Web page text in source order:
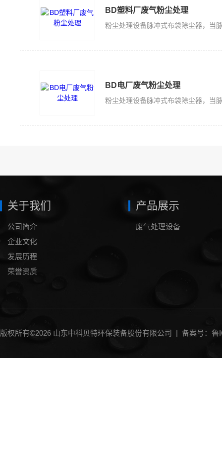
BD塑料厂废气粉尘处理
BD电厂废气粉尘处理
关于我们
公司简介
企业文化
发展历程
荣誉资质
产品展示
废气处理设备
版权所有©2026 山东中科贝特环保装备股份有限公司 | 备案号：鲁